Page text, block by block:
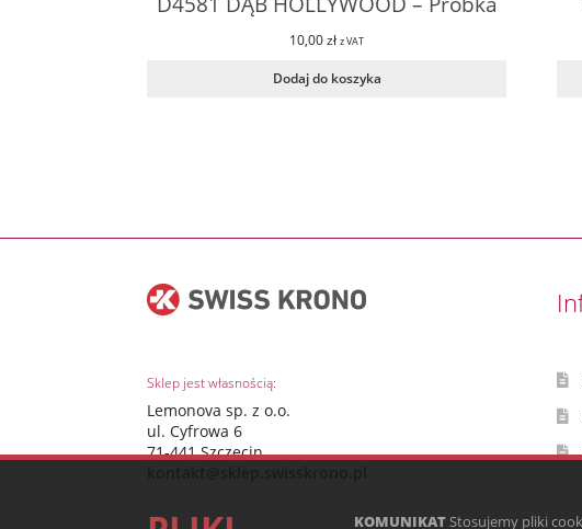
10,00zł z VAT
Dodaj do koszyka
Sklep jest własnością:
Lemonova sp. z o.o.
ul. Cyfrowa 6
71-441 Szczecin
KOMUNIKATStosujemy pliki